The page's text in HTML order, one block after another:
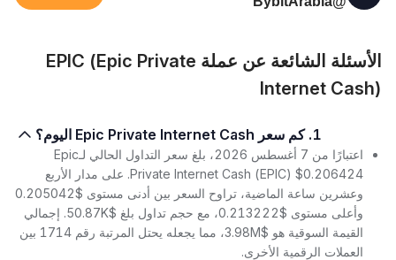
الأسئلة الشائعة عن عملة EPIC (Epic Private
Internet Cash)
1. كم سعر Epic Private Internet Cash اليوم؟
اعتبارًا من 7 أغسطس 2026، بلغ سعر التداول الحالي لـEpic
Private Internet Cash (EPIC) $0.206424. على مدار الأربع
وعشرين ساعة الماضية، تراوح السعر بين أدنى مستوى $0.205042
وأعلى مستوى $0.213222، مع حجم تداول بلغ $50.87K. إجمالي
القيمة السوقية هو $3.98M، مما يجعله يحتل المرتبة رقم 1714 بين
العملات الرقمية الأخرى.